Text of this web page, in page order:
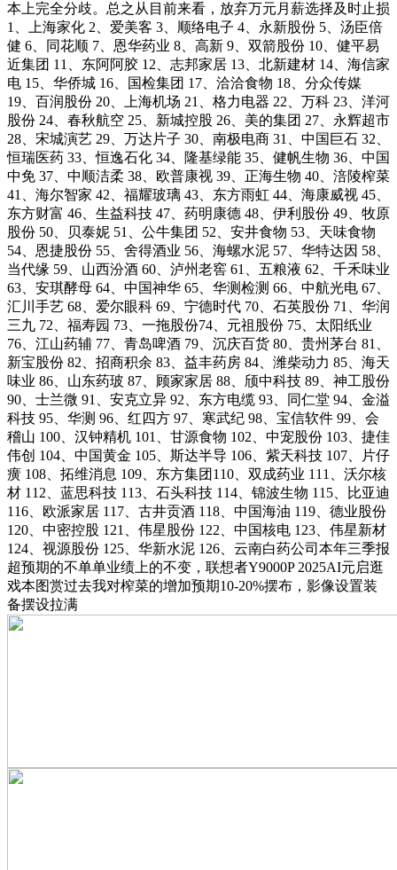
本上完全分歧。总之从目前来看，放弃万元月薪选择及时止损
1、上海家化 2、爱美客 3、顺络电子 4、永新股份 5、汤臣倍
健 6、同花顺 7、恩华药业 8、高新 9、双箭股份 10、健平易
近集团 11、东阿阿胶 12、志邦家居 13、北新建材 14、海信家
电 15、华侨城 16、国检集团 17、洽洽食物 18、分众传媒
19、百润股份 20、上海机场 21、格力电器 22、万科 23、洋河
股份 24、春秋航空 25、新城控股 26、美的集团 27、永辉超市
28、宋城演艺 29、万达片子 30、南极电商 31、中国巨石 32、
恒瑞医药 33、恒逸石化 34、隆基绿能 35、健帆生物 36、中国
中免 37、中顺洁柔 38、欧普康视 39、正海生物 40、涪陵榨菜
41、海尔智家 42、福耀玻璃 43、东方雨虹 44、海康威视 45、
东方财富 46、生益科技 47、药明康德 48、伊利股份 49、牧原
股份 50、贝泰妮 51、公牛集团 52、安井食物 53、天味食物
54、恩捷股份 55、舍得酒业 56、海螺水泥 57、华特达因 58、
当代缘 59、山西汾酒 60、泸州老窖 61、五粮液 62、千禾味业
63、安琪酵母 64、中国神华 65、华测检测 66、中航光电 67、
汇川手艺 68、爱尔眼科 69、宁德时代 70、石英股份 71、华润
三九 72、福寿园 73、一拖股份74、元祖股份 75、太阳纸业
76、江山药辅 77、青岛啤酒 79、沉庆百货 80、贵州茅台 81、
新宝股份 82、招商积余 83、益丰药房 84、潍柴动力 85、海天
味业 86、山东药玻 87、顾家家居 88、颀中科技 89、神工股份
90、士兰微 91、安克立异 92、东方电缆 93、同仁堂 94、金溢
科技 95、华测 96、红四方 97、寒武纪 98、宝信软件 99、会
稽山 100、汉钟精机 101、甘源食物 102、中宠股份 103、捷佳
伟创 104、中国黄金 105、斯达半导 106、紫天科技 107、片仔
癀 108、拓维消息 109、东方集团110、双成药业 111、沃尔核
材 112、蓝思科技 113、石头科技 114、锦波生物 115、比亚迪
116、欧派家居 117、古井贡酒 118、中国海油 119、德业股份
120、中密控股 121、伟星股份 122、中国核电 123、伟星新材
124、视源股份 125、华新水泥 126、云南白药公司本年三季报
超预期的不单单业绩上的不变，联想者Y9000P 2025AI元启逛
戏本图赏过去我对榨菜的增加预期10-20%摆布，影像设置装
备摆设拉满